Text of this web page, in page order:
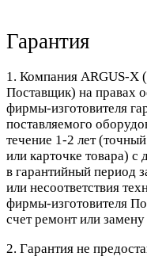
Гарантия
1. Компания ARGUS-X
Поставщик) на правах
фирмы-изготовителя
поставляемого
течение 1-2 лет
или карточке товара) с
в гарантийный период
или несоответствия
фирмы-изготовителя
счет ремонт или
2. Гарантия не